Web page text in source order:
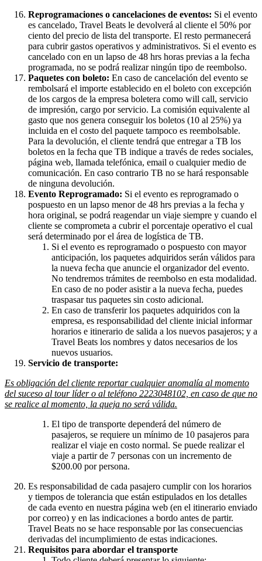
Reprogramaciones o cancelaciones de eventos: Si el evento
es cancelado, Travel Beats le devolverá al cliente el 50% por
ciento del precio de lista del transporte. El resto permanecerá
para cubrir gastos operativos y administrativos. Si el evento es
cancelado con en un lapso de 48 hrs horas previas a la fecha
programada, no se podrá realizar ningún tipo de reembolso.
Paquetes con boleto: En caso de cancelación del evento se
rembolsará el importe establecido en el boleto con excepción
de los cargos de la empresa boletera como will call, servicio
de impresión, cargo por servicio. La comisión equivalente al
gasto que nos genera conseguir los boletos (10 al 25%) ya
incluida en el costo del paquete tampoco es reembolsable.
Para la devolución, el cliente tendrá que entregar a TB los
boletos en la fecha que TB indique a través de redes sociales,
página web, llamada telefónica, email o cualquier medio de
comunicación. En caso contrario TB no se hará responsable
de ninguna devolución.
Evento Reprogramado: Si el evento es reprogramado o
pospuesto en un lapso menor de 48 hrs previas a la fecha y
hora original, se podrá reagendar un viaje siempre y cuando el
cliente se comprometa a cubrir el porcentaje operativo el cual
será determinado por el área de logística de TB.
Si el evento es reprogramado o pospuesto con mayor
anticipación, los paquetes adquiridos serán válidos para
la nueva fecha que anuncie el organizador del evento.
No tendremos trámites de reembolso en esta modalidad.
En caso de no poder asistir a la nueva fecha, puedes
traspasar tus paquetes sin costo adicional.
En caso de transferir los paquetes adquiridos con la
empresa, es responsabilidad del cliente inicial informar
horarios e itinerario de salida a los nuevos pasajeros; y a
Travel Beats los nombres y datos necesarios de los
nuevos usuarios.
Servicio de transporte:
Es obligación del cliente reportar cualquier anomalía al momento
del suceso al tour líder o al teléfono 2223048102, en caso de que no
se realice al momento, la queja no será válida.
El tipo de transporte dependerá del número de
pasajeros, se requiere un mínimo de 10 pasajeros para
realizar el viaje en costo normal. Se puede realizar el
viaje a partir de 7 personas con un incremento de
$200.00 por persona.
Es responsabilidad de cada pasajero cumplir con los horarios
y tiempos de tolerancia que están estipulados en los detalles
de cada evento en nuestra página web (en el itinerario enviado
por correo) y en las indicaciones a bordo antes de partir.
Travel Beats no se hace responsable por las consecuencias
derivadas del incumplimiento de estas indicaciones.
Requisitos para abordar el transporte